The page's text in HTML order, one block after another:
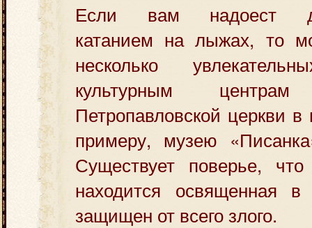
Если вам надоест
катанием на лыжах, то
несколько
культурным
Петропавловской церкви
примеру, музею
Существует поверье,
находится освященная в
защищен от всего злого.